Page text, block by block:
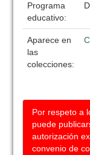
Programa
educativo:
Aparece en
las
colecciones:
Por respeto a
puede
autorización
convenio de